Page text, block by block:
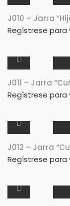
J010 – Jarra
Regístrese para
J011 – Jarra
Regístrese para
J012 – Jarra
Regístrese para